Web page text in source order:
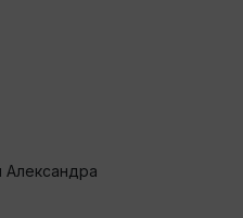
Александра